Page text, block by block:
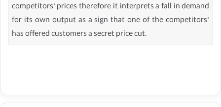
competitors’ prices therefore it interprets a fall in demand
for its own output as a sign that one of the competitors’
has offered customers a secret price cut.